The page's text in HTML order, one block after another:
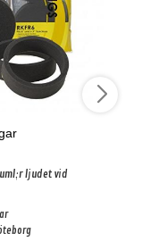
ljudet vid